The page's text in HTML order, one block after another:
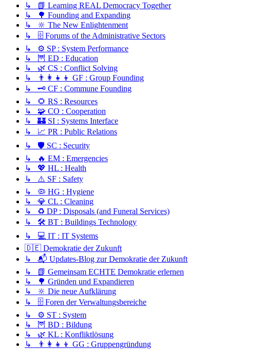
↳ 📗 Learning REAL Democracy Together
↳ 🌳 Founding and Expanding
↳ 🔆 The New Enlightenment
↳ 🗄️ Forums of the Administrative Sectors
↳ ⚙️ SP : System Performance
↳ 🦉 ED : Education
↳ 🌿 CS : Conflict Solving
↳ 👨‍👩‍👧‍👦 GF : Group Founding
↳ 🗝️ CF : Commune Founding
↳ 🌻 RS : Resources
↳ 🧩 CO : Cooperation
↳ 🏰 SI : Systems Interface
↳ 📈 PR : Public Relations
↳ 🛡️ SC : Security
↳ 🔥 EM : Emergencies
↳ 💖 HL : Health
↳ ⚠️ SF : Safety
↳ 🦠 HG : Hygiene
↳ 💎 CL : Cleaning
↳ ♻️ DP : Disposals (and Funeral Services)
↳ 🛠️ BT : Buildings Technology
↳ 💻 IT : IT Systems
🇩🇪 Demokratie der Zukunft
↳ 📬 Updates-Blog zur Demokratie der Zukunft
↳ 📗 Gemeinsam ECHTE Demokratie erlernen
↳ 🌳 Gründen und Expandieren
↳ 🔆 Die neue Aufklärung
↳ 🗄️ Foren der Verwaltungsbereiche
↳ ⚙️ ST : System
↳ 🦉 BD : Bildung
↳ 🌿 KL : Konfliktlösung
↳ 👨‍👩‍👧‍👦 GG : Gruppengründung